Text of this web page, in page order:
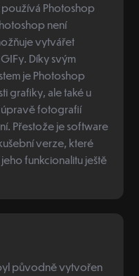
používá Photoshop
není
vytvářet
Díky svým
je Photoshop
grafiky, ale také u
úpravě fotografií
Přestože je software
verze, které
funkcionalitu ještě
původně vytvořen